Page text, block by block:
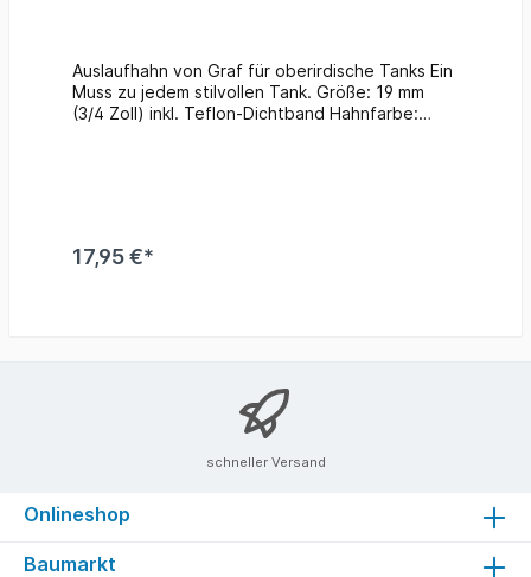
Auslaufhahn von Graf für oberirdische Tanks Ein
Muss zu jedem stilvollen Tank. Größe: 19 mm
(3/4 Zoll) inkl. Teflon-Dichtband Hahnfarbe:
Amphore Antik Wand-Amphore Sunda Wand-
17,95 €*
schneller Versand
Onlineshop
Baumarkt